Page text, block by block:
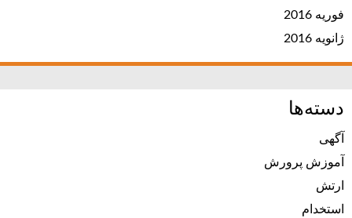
فوریه 2016
ژانویه 2016
دسته‌ها
آگهی
آموزش پرورش
ارتش
استخدام